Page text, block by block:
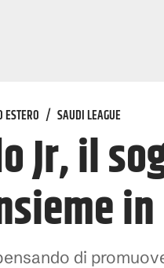
ESTERO / SAUDI LEAGUE
Jr, il
in
di